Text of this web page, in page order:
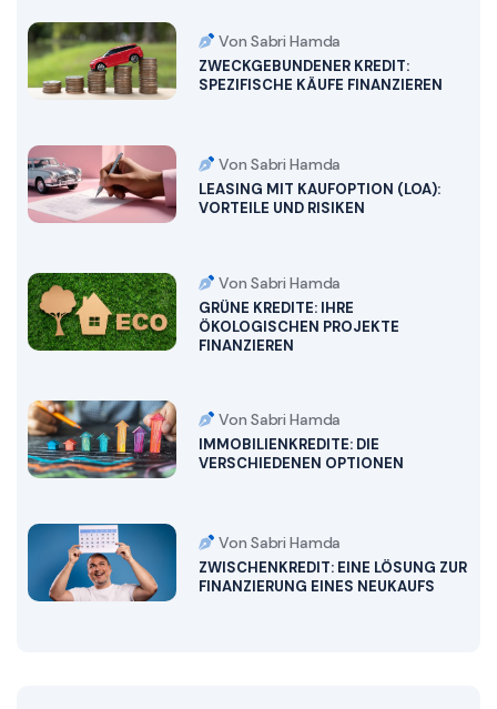
Von Sabri Hamda
ZWECKGEBUNDENER KREDIT:
SPEZIFISCHE KÄUFE FINANZIEREN
Von Sabri Hamda
LEASING MIT KAUFOPTION (LOA):
VORTEILE UND RISIKEN
Von Sabri Hamda
GRÜNE KREDITE: IHRE
ÖKOLOGISCHEN PROJEKTE
FINANZIEREN
Von Sabri Hamda
IMMOBILIENKREDITE: DIE
VERSCHIEDENEN OPTIONEN
Von Sabri Hamda
ZWISCHENKREDIT: EINE LÖSUNG ZUR
FINANZIERUNG EINES NEUKAUFS